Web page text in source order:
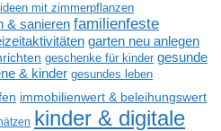
mit zimmerpflanzen
& sanieren familienfeste
garten neu anlegen
geschenke für kinder gesunde
& kinder gesundes leben
immobilienwert & beleihungswert
kinder & digitale